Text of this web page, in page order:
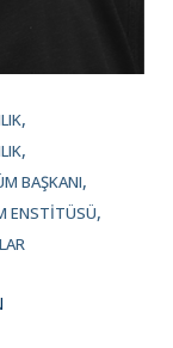
BAŞKANI
ENSTITÜSÜ